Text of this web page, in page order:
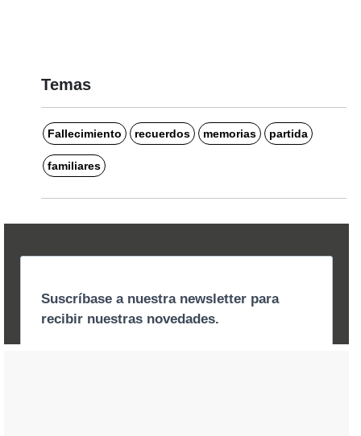
Temas
Fallecimiento recuerdos memorias partida
familiares